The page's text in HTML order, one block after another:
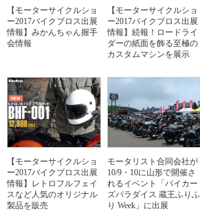
【モーターサイクルショ
ー2017バイクブロス出展
情報】みかんちゃん握手
会情報
【モーターサイクルショ
ー2017バイクブロス出展
情報】続報！ロードライ
ダーの紙面を飾る至極の
カスタムマシンを展示
【モーターサイクルショ
ー2017バイクブロス出展
情報】レトロフルフェイ
スなど人気のオリジナル
製品を販売
モータリスト合同会社が
10/9・10に山形で開催さ
れるイベント「バイカー
ズパラダイス 蔵王ふりふ
り Week」に出展